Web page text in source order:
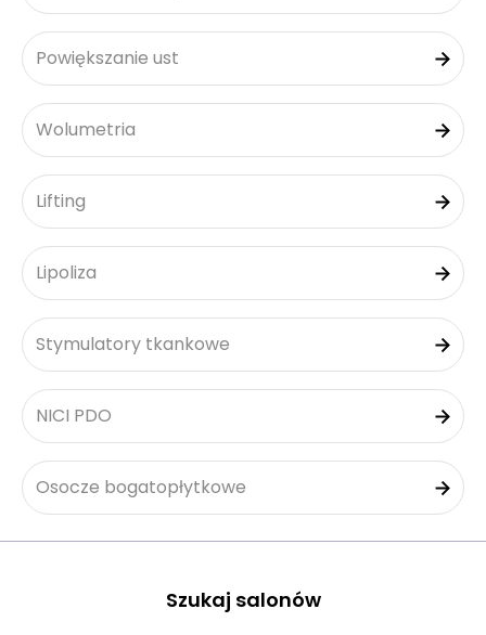
Powiększanie ust
Wolumetria
Lifting
Lipoliza
Stymulatory tkankowe
NICI PDO
Osocze bogatopłytkowe
Szukaj salonów